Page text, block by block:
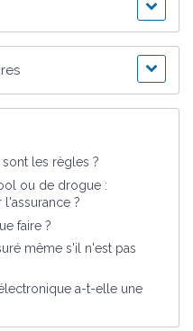
les règles ?
ou de drogue :
?
faire ?
même s'il n'est pas
a-t-elle une